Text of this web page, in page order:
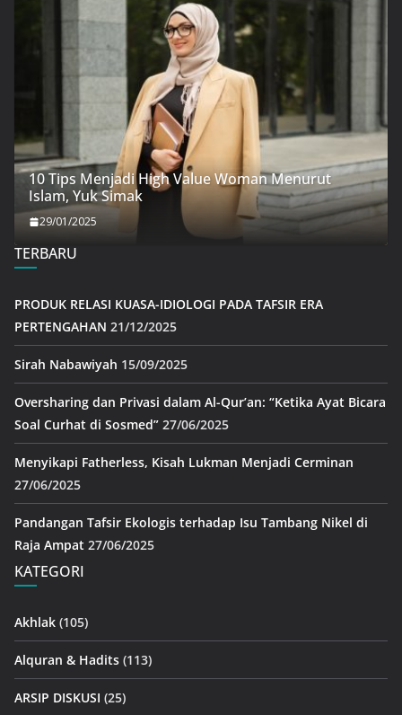
10 Tips Menjadi High Value Woman Menurut
Islam, Yuk Simak
29/01/2025
TERBARU
PRODUK RELASI KUASA-IDIOLOGI PADA TAFSIR ERA
PERTENGAHAN 21/12/2025
Sirah Nabawiyah 15/09/2025
Oversharing dan Privasi dalam Al-Qur’an: “Ketika Ayat Bicara
Soal Curhat di Sosmed” 27/06/2025
Menyikapi Fatherless, Kisah Lukman Menjadi Cerminan
27/06/2025
Pandangan Tafsir Ekologis terhadap Isu Tambang Nikel di
Raja Ampat 27/06/2025
KATEGORI
Akhlak (105)
Alquran & Hadits (113)
ARSIP DISKUSI (25)